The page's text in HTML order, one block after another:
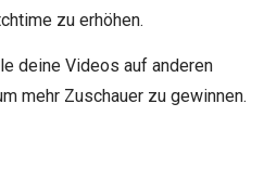
zu erhöhen.
deine Videos auf anderen
mehr Zuschauer zu gewinnen.